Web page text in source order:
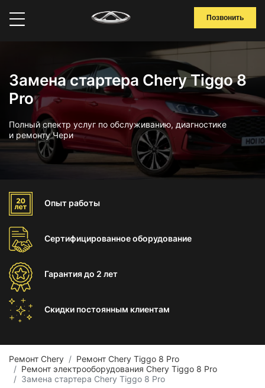
Позвонить
Замена стартера Chery Tiggo 8
Pro
Полный спектр услуг по обслуживанию, диагностике
и ремонту Чери
Опыт работы
Сертифицированноеоборудование
Гарантиядо 2 лет
Скидки постоянным клиентам
Ремонт Chery
Ремонт Chery Tiggo 8 Pro
Ремонт электрооборудования Chery Tiggo 8 Pro
Замена стартера Chery Tiggo 8 Pro